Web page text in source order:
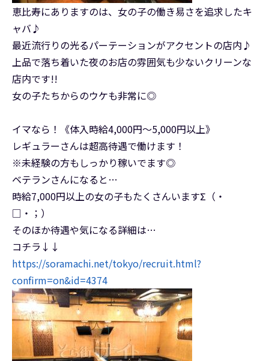
恵比寿にありますのは、女の子の働き易さを追求したキ
ャバ♪
最近流行りの光るパーテーションがアクセントの店内♪
上品で落ち着いた夜のお店の雰囲気も少ないクリーンな
店内です!!
女の子たちからのウケも非常に◎
イマなら！《体入時給4,000円～5,000円以上》
レギュラーさんは超高待遇で働けます！
※未経験の方もしっかり稼いでます◎
ベテランさんになると…
時給7,000円以上の女の子もたくさんいますΣ（・
□・；）
そのほか待遇や気になる詳細は…
コチラ↓↓
https://soramachi.net/tokyo/recruit.html?
confirm=on&id=4374